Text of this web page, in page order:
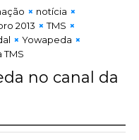
notícia
2013
TMS
Yowapeda
no canal da